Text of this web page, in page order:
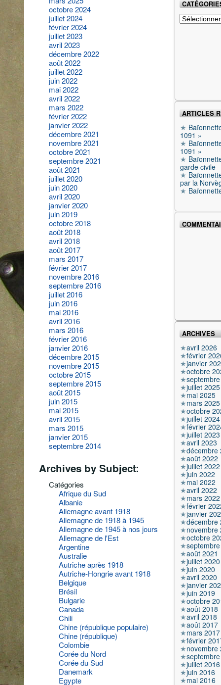
octobre 2024
juillet 2024
février 2024
juillet 2023
avril 2023
décembre 2022
août 2022
juillet 2022
juin 2022
mai 2022
avril 2022
mars 2022
février 2022
janvier 2022
décembre 2021
novembre 2021
octobre 2021
septembre 2021
août 2021
juillet 2020
juin 2020
avril 2020
janvier 2020
juin 2019
octobre 2018
août 2018
avril 2018
août 2017
mars 2017
février 2017
novembre 2016
septembre 2016
juillet 2016
juin 2016
mai 2016
avril 2016
mars 2016
février 2016
janvier 2016
décembre 2015
novembre 2015
octobre 2015
septembre 2015
août 2015
juin 2015
mai 2015
avril 2015
mars 2015
janvier 2015
septembre 2014
Archives by Subject:
Catégories
Afrique du Sud
Albanie
Allemagne avant 1918
Allemagne de 1918 à 1945
Allemagne de 1945 à nos jours
Allemagne de l'Est
Argentine
Australie
Autriche après 1918
Autriche-Hongrie avant 1918
Belgique
Brésil
Bulgarie
Canada
Chili
Chine (république populaire)
Chine (république)
Colombie
Corée du Nord
Corée du Sud
Danemark
Egypte
Catégories
ARTICLES
1091 »
1091 »
garde civile
par la
ARCHIVES
avril 2026
février
janvier
octobre
juillet 2025
mai 2025
mars 2025
octobre
juillet 2024
février
juillet 2023
avril 2023
décembre
août 2022
juillet 2022
juin 2022
mai 2022
avril 2022
mars 2022
février
janvier
décembre
novembre
octobre
août 2021
juillet 2020
juin 2020
avril 2020
janvier
juin 2019
octobre
août 2018
avril 2018
août 2017
mars 2017
février
novembre
juillet 2016
juin 2016
mai 2016